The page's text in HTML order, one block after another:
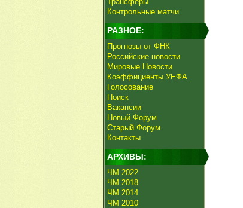
Контрольные матчи
РАЗНОЕ:
Прогнозы от ФНК
Российские новости
Мировые Новости
Коэффициенты УЕФА
Голосование
Поиск
Вакансии
Новый Форум
Старый Форум
Контакты
АРХИВЫ:
ЧМ 2022
ЧМ 2018
ЧМ 2014
ЧМ 2010